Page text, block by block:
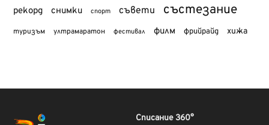
рекорд снимки спорт съвети състезание
туризъм ултрамаратон фестивал филм фрийрайд хижа
Списание 360°